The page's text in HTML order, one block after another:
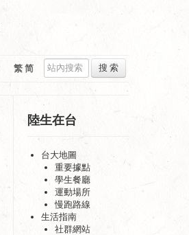
搜 索
繁 简
陸生在台
台大地圖
重要據點
學生餐廳
運動場所
慢跑路線
生活指南
社群網站